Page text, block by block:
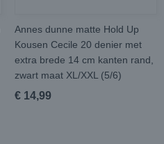
Annes dunne matte Hold Up
Kousen Cecile 20 denier met
extra brede 14 cm kanten rand,
zwart maat XL/XXL (5/6)
€ 14,99